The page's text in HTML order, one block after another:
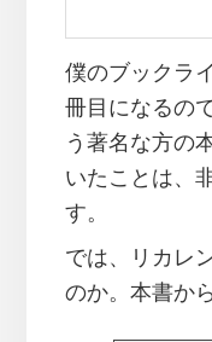
僕のブックラ
冊目になるの
う著名な方の
いたことは、
す。
では、リカレ
のか。本書か